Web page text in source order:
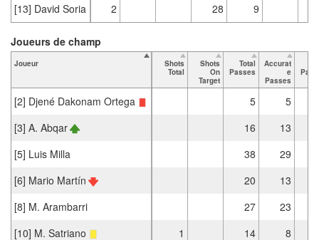
[13] David Soria 2 28 9
Joueur
Shots
Total
Shots
On
Target
Total
Passes
Accurat
e
Passes
[2] Djené Dakonam Ortega 5
5
[3] A. Abqar
16
13
[5] Luis Milla
38
29
[6] Mario Martín
20
13
[8] M. Arambarri
27
23
[10] M. Satriano
1 14 8
Joueurs de champ